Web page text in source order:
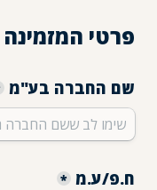
פרטי המזמינה
שם החברה בע"מ
ח.פ/ע.מ *